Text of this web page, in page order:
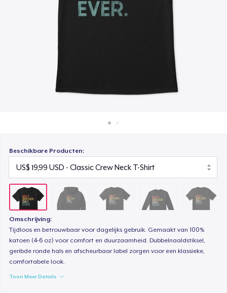
Beschikbare Producten:
Omschrijving:
Tijdloos en betrouwbaar voor dagelijks gebruik. Gemaakt van 100%
katoen (4-6 oz) voor comfort en duurzaamheid. Dubbelnaaldstiksel,
geribde ronde hals en afscheurbaar label zorgen voor een klassieke,
comfortabele look.
Toon Meer Details
Premium V-Neck Tee
Classic Long Sleeve Tee
US$ 25,99
Premium V-Neck Tee